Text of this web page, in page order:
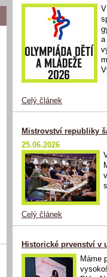
Celý článek
Mistrovství republiky
25.06.2026
Celý článek
Historické prvenství v
Máme